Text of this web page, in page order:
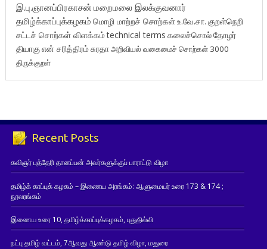
இ.பு.ஞானப்பிரகாசன் மறைமலை இலக்குவனார்
தமிழ்க்காப்புக்கழகம் மொழி மாற்றச் சொற்கள்உ.வே.சா. குறள்நெறி
சட்டச் சொற்கள் விளக்கம்technical terms கலைச்சொல்தோழர்
தியாகுஎன் சரித்திரம்சுரதாஅறிவியல் வகைமைச் சொற்கள் 3000
திருக்குறள்
Recent Posts
கவிஞர் புத்தேரி தானப்பன் அவர்களுக்குப் பாராட்டு விழா
தமிழ்க் காப்புக் கழகம் – இணைய அரங்கம்: ஆளுமையர் உரை 173 & 174 ;
நூலரங்கம்
இணைய உரை 10, தமிழ்க்காப்புக்கழகம், புதுதில்லி
நட்பு தமிழ் வட்டம், 7ஆவது ஆண்டு தமிழ் விழா, மதுரை